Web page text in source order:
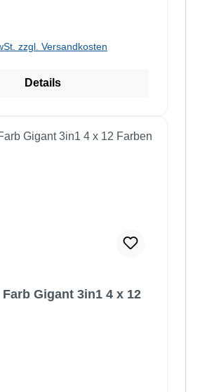
zzgl. Versandkosten
Details
Gigant 3in1 4 x 12